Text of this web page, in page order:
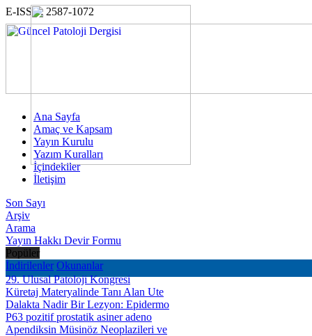
E-ISSN: 2587-1072
Ana Sayfa
Amaç ve Kapsam
Yayın Kurulu
Yazım Kuralları
İçindekiler
İletişim
Son Sayı
Arşiv
Arama
Yayın Hakkı Devir Formu
Popüler
İndirilenler Okunanlar
29. Ulusal Patoloji Kongresi
Küretaj Materyalinde Tanı Alan Ute
Dalakta Nadir Bir Lezyon: Epidermo
P63 pozitif prostatik asiner adeno
Apendiksin Müsinöz Neoplazileri ve